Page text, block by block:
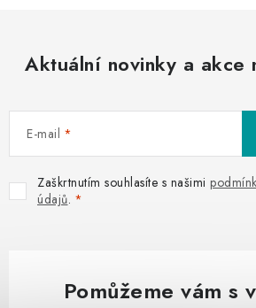
Aktuální novinky a akce
E-mail
Zaškrtnutím souhlasíte s našimi
údajů.
Pomůžeme vám s